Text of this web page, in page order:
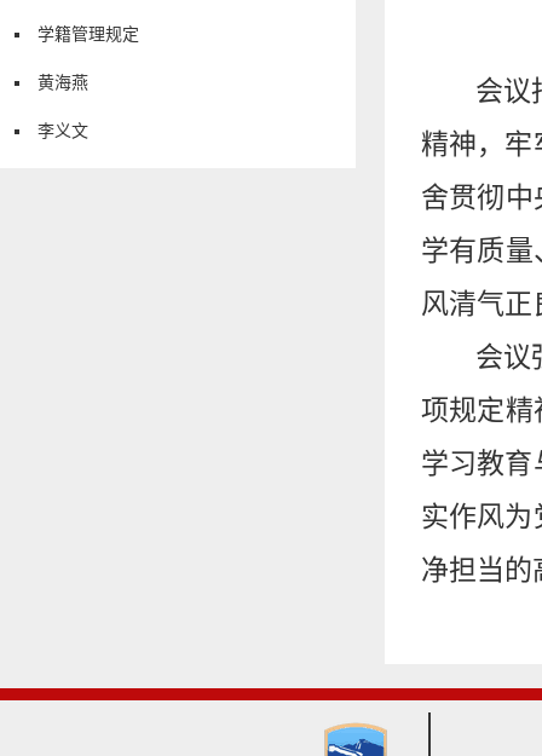
会议
精神，牢
舍贯彻中
学有质量
风清气正
会议
项规定精
学习教育
实作风为
净担当的
学籍管理规定
黄海燕
李义文